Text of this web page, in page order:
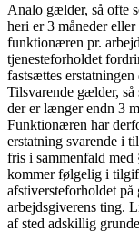
Analo gælder, så ofte
heri er 3 måneder
funktionæren pr.
tjenesteforholdet
fastsættes
Tilsvarende gælder,
der er længer endn 3
Funktionæren har
erstatning svarende i
fris i sammenfald med
kommer følgelig i
afstiver­steforholdet
arbejdsgiverens ting.
af sted adskillig